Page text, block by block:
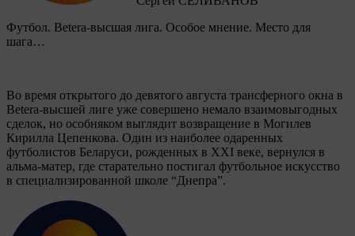
Футбол. Betera-высшая лига. Особое мнение. Место для
шага…
Во время открытого до девятого августа трансферного окна в
Betera-высшей лиге уже совершено немало взаимовыгодных
сделок, но особняком выглядит возвращение в Могилев
Кирилла Цепенкова. Один из наиболее одаренных
футболистов Беларуси, рожденных в XXI веке, вернулся в
альма-матер, где старательно постигал футбольное искусство
в специализированной школе “Днепра”.